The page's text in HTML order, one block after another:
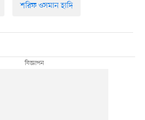
শরিফ ওসমান হাদি